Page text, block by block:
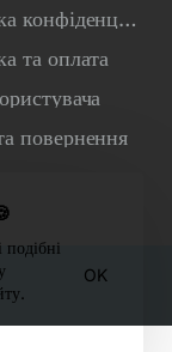
OK
Політика конфіденційності
та оплата
повернення